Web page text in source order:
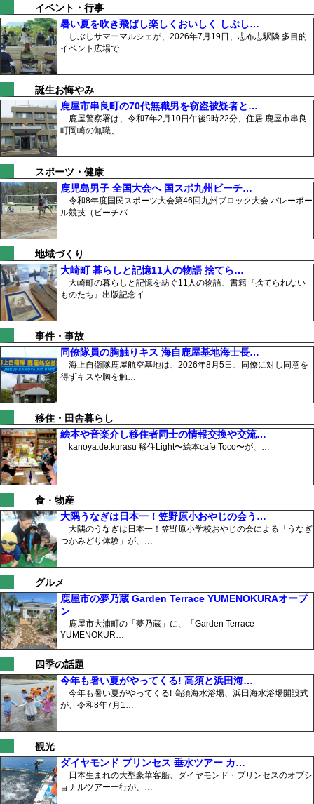
イベント・行事
暑い夏を吹き飛ばし楽しくおいしく しぶし…
しぶしサマーマルシェが、2026年7月19日、志布志駅隣 多目的
イベント広場で…
誕生お悔やみ
鹿屋市串良町の70代無職男を窃盗被疑者と…
鹿屋警察署は、令和7年2月10日午後9時22分、住居 鹿屋市串良
町岡崎の無職、…
スポーツ・健康
鹿児島男子 全国大会へ 国スポ九州ビーチ…
令和8年度国民スポーツ大会第46回九州ブロック大会 バレーボー
ル競技（ビーチバ…
地域づくり
大崎町 暮らしと記憶11人の物語 捨てら…
大崎町の暮らしと記憶を紡ぐ11人の物語、書籍『捨てられない
ものたち』出版記念イ…
事件・事故
同僚隊員の胸触りキス 海自鹿屋基地海士長…
海上自衛隊鹿屋航空基地は、2026年8月5日、同僚に対し同意を
得ずキスや胸を触…
移住・田舎暮らし
絵本や音楽介し移住者同士の情報交換や交流…
kanoya.de.kurasu 移住Light〜絵本cafe Toco〜が、…
食・物産
大隅うなぎは日本一！笠野原小おやじの会う…
大隅のうなぎは日本一！笠野原小学校おやじの会による「うなぎ
つかみどり体験」が、…
グルメ
鹿屋市の夢乃蔵 Garden Terrace YUMENOKURAオープ
ン
鹿屋市大浦町の「夢乃蔵」に、「Garden Terrace
YUMENOKUR…
四季の話題
今年も暑い夏がやってくる! 高須と浜田海…
今年も暑い夏がやってくる! 高須海水浴場、浜田海水浴場開設式
が、令和8年7月1…
観光
ダイヤモンド プリンセス 垂水ツアー カ…
日本生まれの大型豪華客船、ダイヤモンド・プリンセスのオプシ
ョナルツアー一行が、…